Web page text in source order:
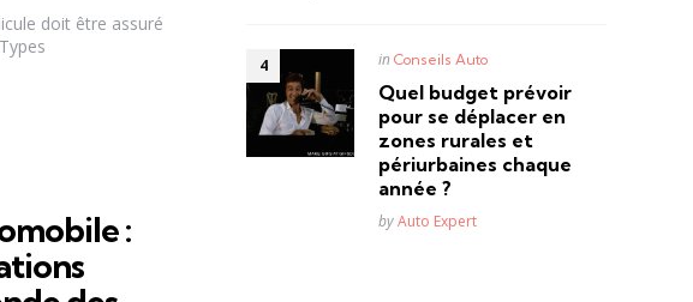
doit être assuré
:
Posted
in Conseils Auto
Quel budget prévoir
pour se déplacer en
zones rurales et
périurbaines chaque
année ?
Posted
byAuto Expert